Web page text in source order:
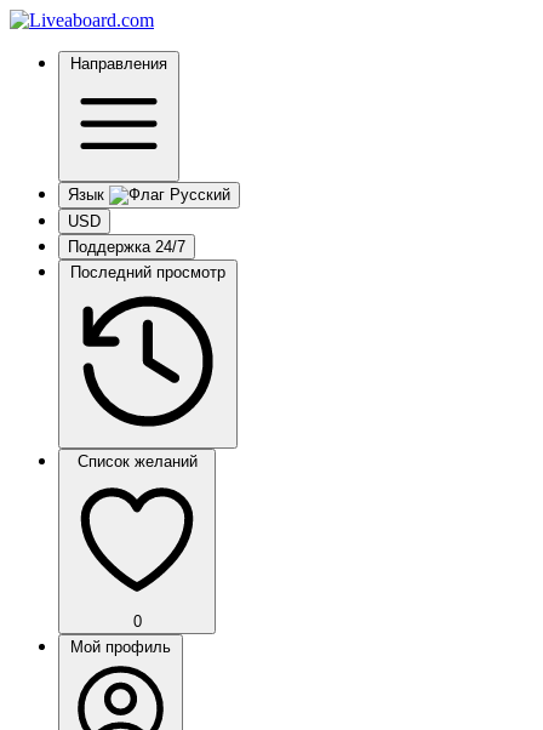
Направления
Язык
USD
Поддержка 24/7
Последний просмотр
Список желаний
0
Мой профиль